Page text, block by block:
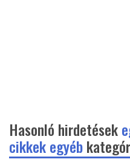
Hasonló hirdetések
cikkek egyéb